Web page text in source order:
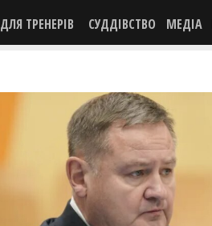
ДЛЯ ТРЕНЕРІВ СУДДІВСТВО МЕДІА